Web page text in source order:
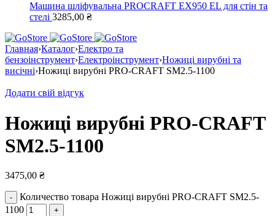
Машина шліфувальна PROCRAFT EX950 EL для стін та
стелі 3285,00 ₴
Главная›Каталог›Електро та
бензоінструмент›Електроінструмент›Ножиці вирубні та
висічні›Ножиці вирубні PRO-CRAFT SM2.5-1100
Додати свій відгук
Ножиці вирубні PRO-CRAFT
SM2.5-1100
3475,00 ₴
Количество товара Ножиці вирубні PRO-CRAFT SM2.5-
1100